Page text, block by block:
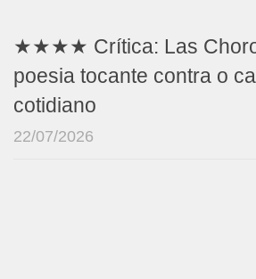
★★★★ Crítica: Las
poesia tocante contra o
cotidiano
22/07/2026